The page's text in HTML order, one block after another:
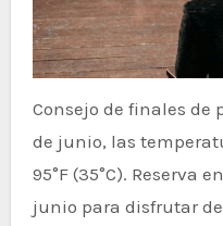
Consejo de finales de
de junio, las
95°F (35°C). Reserva
junio para disfrutar